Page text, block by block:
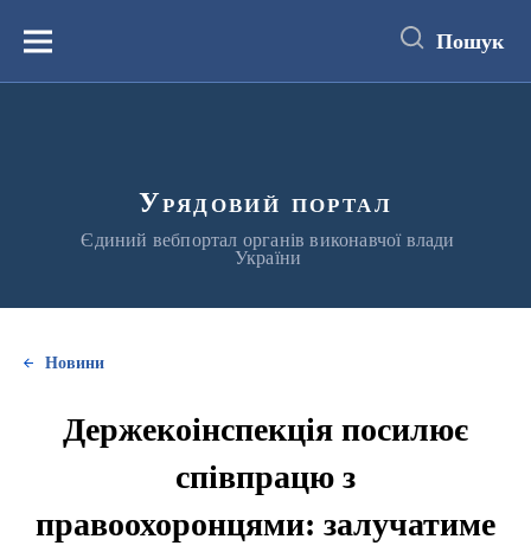
вмістуМеню Пошук
Урядовий портал
Єдиний вебпортал органів виконавчої влади
України
Новини
Держекоінспекція посилює
співпрацю з
правоохоронцями: залучатиме